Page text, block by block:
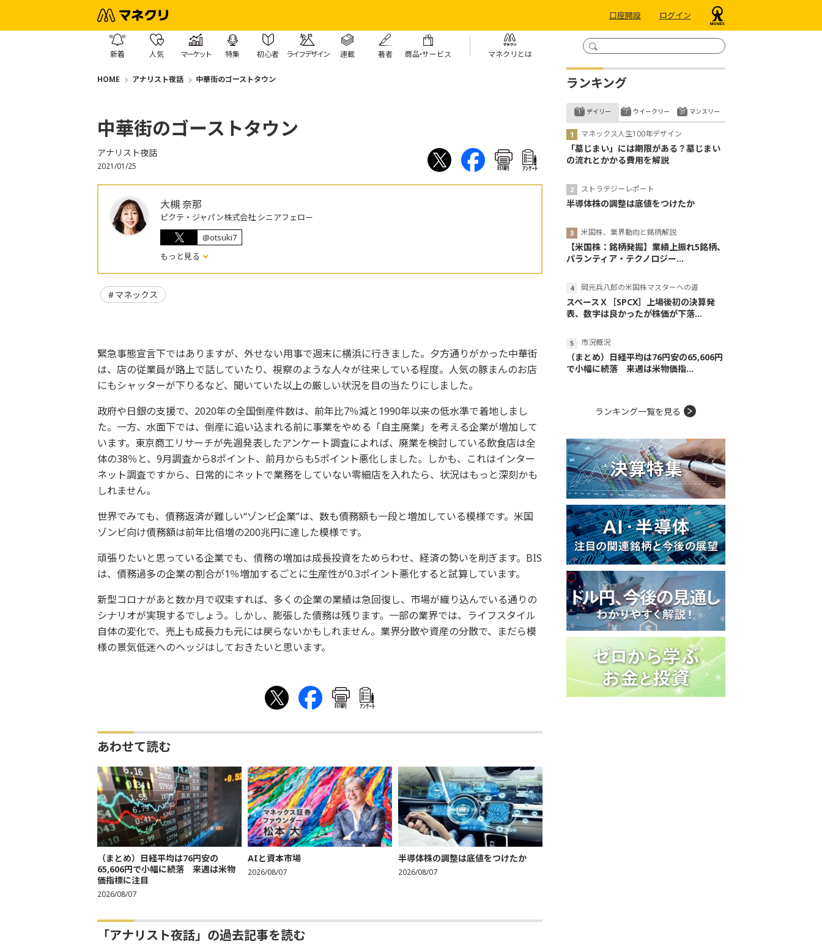
口座開設 ログイン
新着 人気 マーケット 特集 初心者 ライフデザイン 連載 著者 商品・サービス マネクリとは
HOME アナリスト夜話 中華街のゴーストタウン
中華街のゴーストタウン
アナリスト夜話
2021/01/25 印刷 ｱﾝｹｰﾄ
大槻 奈那
ピクテ・ジャパン株式会社 シニアフェロー
@otsuki7
もっと見る
マネックス
緊急事態宣言下ではありますが、外せない用事で週末に横浜に行きました。夕方通りがかった中華街
は、店の従業員が路上で話していたり、視察のような人々が往来している程度。人気の豚まんのお店
にもシャッターが下りるなど、聞いていた以上の厳しい状況を目の当たりにしました。
政府や日銀の支援で、2020年の全国倒産件数は、前年比7％減と1990年以来の低水準で着地しまし
た。一方、水面下では、倒産に追い込まれる前に事業をやめる「自主廃業」を考える企業が増加して
います。東京商工リサーチが先週発表したアンケート調査によれば、廃業を検討している飲食店は全
体の38％と、9月調査から8ポイント、前月からも5ポイント悪化しました。しかも、これはインター
ネット調査ですから、日常的にネットで業務をしていない零細店を入れたら、状況はもっと深刻かも
しれません。
世界でみても、債務返済が難しい“ゾンビ企業”は、数も債務額も一段と増加している模様です。米国
ゾンビ向け債務額は前年比倍増の200兆円に達した模様です。
頑張りたいと思っている企業でも、債務の増加は成長投資をためらわせ、経済の勢いを削ぎます。BIS
は、債務過多の企業の割合が1％増加するごとに生産性が0.3ポイント悪化すると試算しています。
新型コロナがあと数か月で収束すれば、多くの企業の業績は急回復し、市場が織り込んでいる通りの
シナリオが実現するでしょう。しかし、膨張した債務は残ります。一部の業界では、ライフスタイル
自体の変化で、売上も成長力も元には戻らないかもしれません。業界分散や資産の分散で、まだら模
様の景気低迷へのヘッジはしておきたいと思います。
印刷 ｱﾝｹｰﾄ
あわせて読む
（まとめ）日経平均は76円安の
65,606円で小幅に続落 来週は米物
価指標に注目
2026/08/07
AIと資本市場
2026/08/07
半導体株の調整は底値をつけたか
2026/08/07
「アナリスト夜話」の過去記事を読む
ランキング
デイリー
マネックス人生100年デザイン
「墓じまい」には期限がある？墓じまい
の流れとかかる費用を解説
ストラテジーレポート
半導体株の調整は底値をつけたか
米国株、業界動向と銘柄解説
【米国株：銘柄発掘】業績上振れ5銘柄、
パランティア・テクノロジー...
岡元兵八郎の米国株マスターへの道
スペースＸ［SPCX］上場後初の決算発
表、数字は良かったが株価が下落...
市況概況
（まとめ）日経平均は76円安の65,606円
で小幅に続落 来週は米物価指...
ウイークリー マンスリー
ランキング一覧を見る